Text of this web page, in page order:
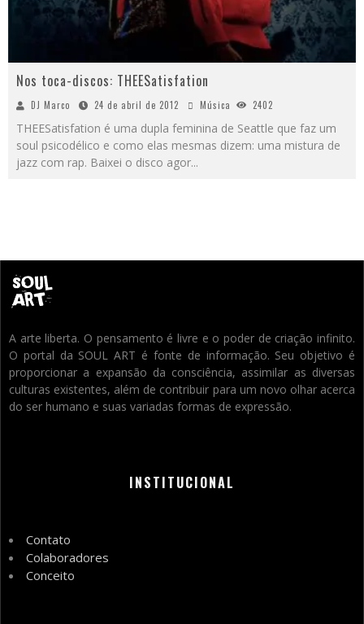
Nos toca-discos: THEESatisfation
DJ Marco 24 de abril de 2012 Música 2402
THEESatisfation é uma dupla feminina de Seattle que faz um
soul psicodélico e como elas mesmas dizem: uma mistura de
jazz com rap. Baixei o disco agor...
A arte liberta. O pensamento é livre e o poder de criação infinito.
O portal da SOUL ART é fonte de informação. Seu objetivo é
proporcionar a expansão da consciência, assimilar as diversas
culturas existentes, além de contribuir para um novo olhar acerca
do ser humano e suas variadas formas de expressão.
INSTITUCIONAL
Contato
Colaboradores
Conceito